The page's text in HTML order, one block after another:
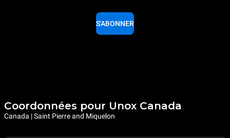
S'ABONNER
Coordonnées pour Unox Canada
Canada | Saint Pierre and Miquelon